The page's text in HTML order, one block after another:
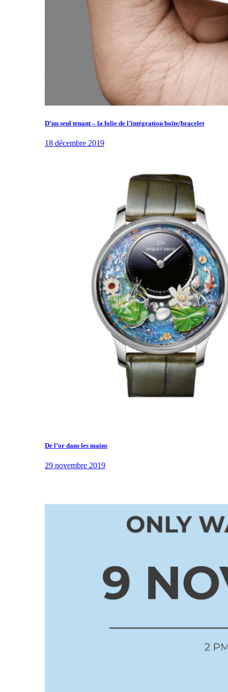
D’un seul tenant – la folie de l’intégration boîte/bracelet
18 décembre 2019
De l’or dans les mains
29 novembre 2019